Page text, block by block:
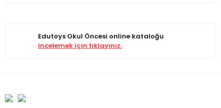
Edutoys Okul Öncesi online kataloğu
incelemek için tıklayınız.